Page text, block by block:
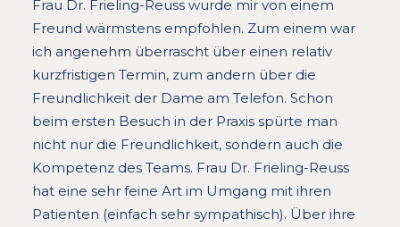
Frau Dr. Frieling-Reuss wurde mir von einem
Freund wärmstens empfohlen. Zum einem war
ich angenehm überrascht über einen relativ
kurzfristigen Termin, zum andern über die
Freundlichkeit der Dame am Telefon. Schon
beim ersten Besuch in der Praxis spürte man
nicht nur die Freundlichkeit, sondern auch die
Kompetenz des Teams. Frau Dr. Frieling-Reuss
hat eine sehr feine Art im Umgang mit ihren
Patienten (einfach sehr sympathisch). Über ihre